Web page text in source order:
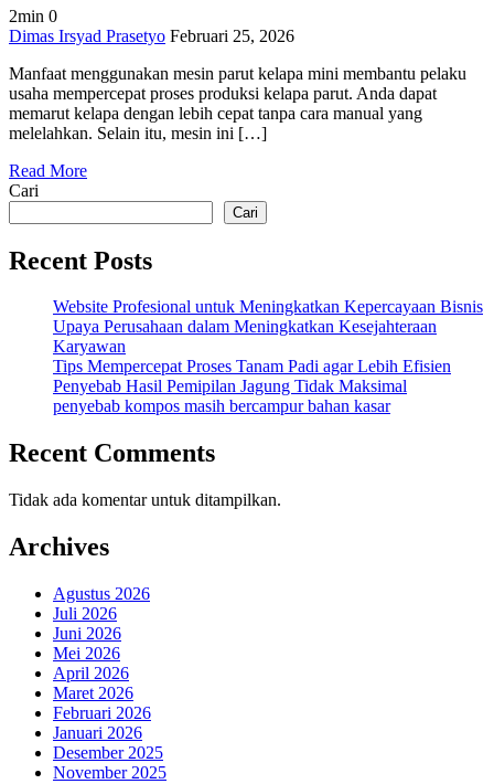
2min 0
on
Menggunakan
Mesin
Parut
Kelapa
untuk
Produksi
Dimas Irsyad Prasetyo Februari 25, 2026
Manfaat menggunakan mesin parut kelapa mini membantu pelaku
usaha mempercepat proses produksi kelapa parut. Anda dapat
memarut kelapa dengan lebih cepat tanpa cara manual yang
melelahkan. Selain itu, mesin ini […]
Read More
Cari
Cari
Recent Posts
Website Profesional untuk Meningkatkan Kepercayaan Bisnis
Upaya Perusahaan dalam Meningkatkan Kesejahteraan
Karyawan
Tips Mempercepat Proses Tanam Padi agar Lebih Efisien
Penyebab Hasil Pemipilan Jagung Tidak Maksimal
penyebab kompos masih bercampur bahan kasar
Recent Comments
Tidak ada komentar untuk ditampilkan.
Archives
Agustus 2026
Juli 2026
Juni 2026
Mei 2026
April 2026
Maret 2026
Februari 2026
Januari 2026
Desember 2025
November 2025